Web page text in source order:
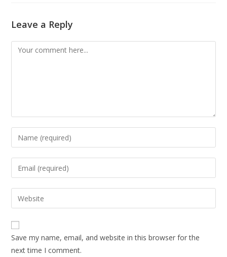
Leave a Reply
Save my name, email, and website in this browser for the
next time I comment.